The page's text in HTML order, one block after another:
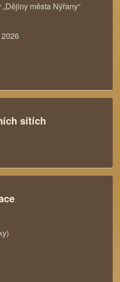
města Nýřany“
sítích